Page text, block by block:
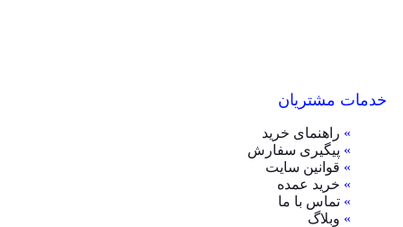
خدمات مشتریان
» راهنمای خرید
» پیگیری سفارش
» قوانین سایت
» خرید عمده
» تماس با ما
» وبلاگ